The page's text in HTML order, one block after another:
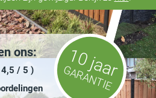
ons:
4,5 / 5 )
10 jaar
GARANTIE